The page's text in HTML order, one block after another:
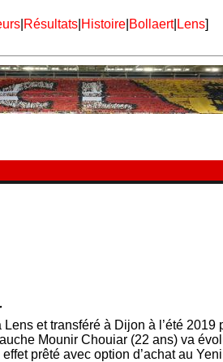
| Résultats| Histoire| Bollaert| Lens]
Lens et transféré à Dijon à l’été 2019
Mounir Chouiar (22 ans) va
prêté avec option d’achat au